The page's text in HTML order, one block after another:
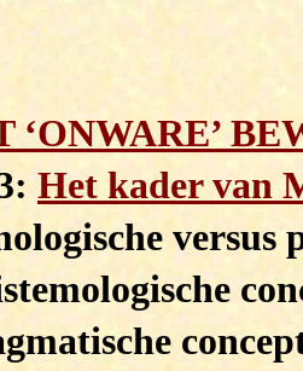
‘ONWARE’
Het kader van
versus